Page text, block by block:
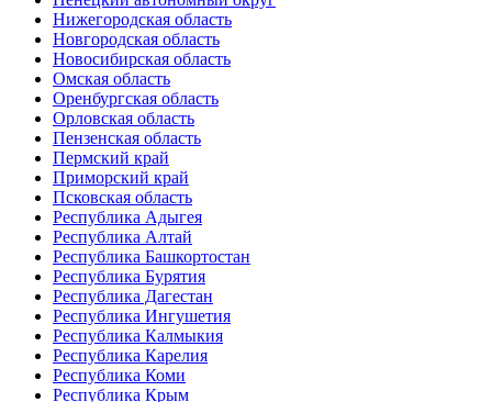
Нижегородская область
Новгородская область
Новосибирская область
Омская область
Оренбургская область
Орловская область
Пензенская область
Пермский край
Приморский край
Псковская область
Республика Адыгея
Республика Алтай
Республика Башкортостан
Республика Бурятия
Республика Дагестан
Республика Ингушетия
Республика Калмыкия
Республика Карелия
Республика Коми
Республика Крым